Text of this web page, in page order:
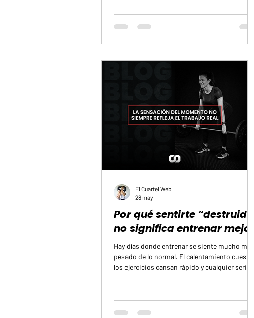
evita cualquier alimento procesado y quien
piensa que basta con comprar productos
Por qué sentirte “destruido”
no significa entrenar mejor
Hay días donde entrenar se siente mucho más
pesado de lo normal. El calentamiento cuesta,
los ejercicios cansan rápido y cualquier serie
energía. Eso hace que muchas personas midan
la calidad de un entrenamiento por cómo se
El Cuartel Web
28 may